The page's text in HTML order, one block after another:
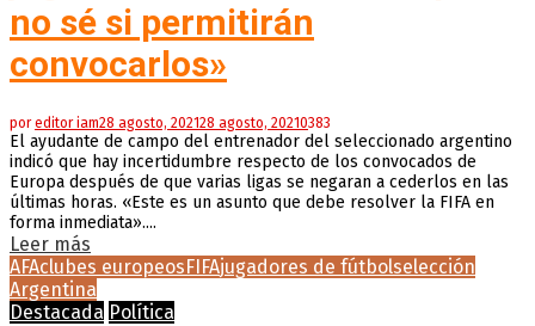
no sé si permitirán
convocarlos»
poreditor iam28 agosto, 202128 agosto, 20210383
El ayudante de campo del entrenador del seleccionado argentino
indicó que hay incertidumbre respecto de los convocados de
Europa después de que varias ligas se negaran a cederlos en las
últimas horas. «Este es un asunto que debe resolver la FIFA en
forma inmediata»....
Leer más
AFAclubes europeosFIFAjugadores de fútbolselección
Argentina
Destacada Política